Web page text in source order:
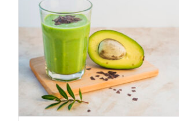
Paziš na ishranu, a kilogrami se i
Saveti